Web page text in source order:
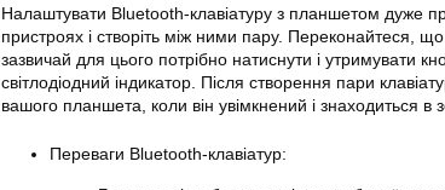
Налаштувати Bluetooth-клавіатуру з планшетом дуже
пристроях і створіть між ними пару. Переконайтеся,
зазвичай для цього потрібно натиснути і утримувати
світлодіодний індикатор. Після створення пари
вашого планшета, коли він увімкнений і знаходиться в
Переваги Bluetooth-клавіатур: